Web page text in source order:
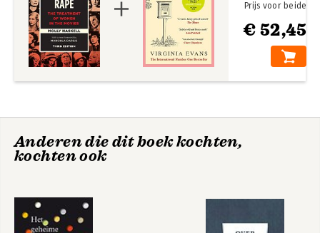
€ 52,45
Prijs voor beide
Anderen die dit boek kochten,
kochten ook